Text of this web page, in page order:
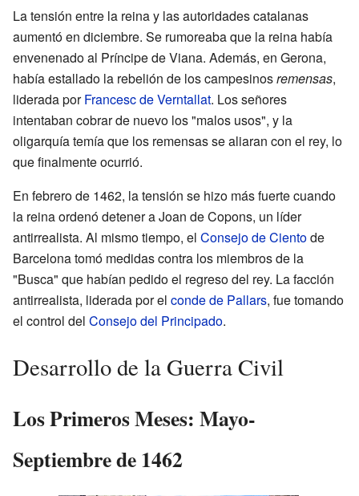
La tensión entre la reina y las autoridades catalanas
aumentó en diciembre. Se rumoreaba que la reina había
envenenado al Príncipe de Viana. Además, en Gerona,
había estallado la rebelión de los campesinosremensas,
liderada porFrancesc de Verntallat. Los señores
intentaban cobrar de nuevo los "malos usos", y la
oligarquía temía que los remensas se aliaran con el rey, lo
que finalmente ocurrió.
En febrero de 1462, la tensión se hizo más fuerte cuando
la reina ordenó detener a Joan de Copons, un líder
antirrealista. Al mismo tiempo, el Consejo de Cientode
Barcelona tomó medidas contra los miembros de la
"Busca" que habían pedido el regreso del rey. La facción
antirrealista, liderada por el conde de Pallars, fue tomando
el control del Consejo del Principado.
Desarrollo de la Guerra Civil
Los Primeros Meses: Mayo-
Septiembre de 1462